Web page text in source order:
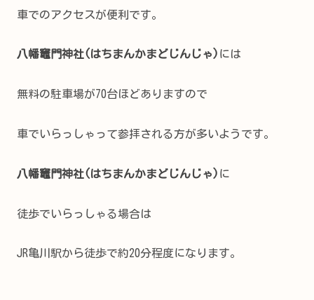
車でのアクセスが便利です。
八幡竈門神社(はちまんかまどじんじゃ) には
無料の駐車場が70台ほどありますので
車でいらっしゃって参拝される方が多いようです。
八幡竈門神社(はちまんかまどじんじゃ) に
徒歩でいらっしゃる場合は
JR亀川駅から徒歩で約20分程度になります。